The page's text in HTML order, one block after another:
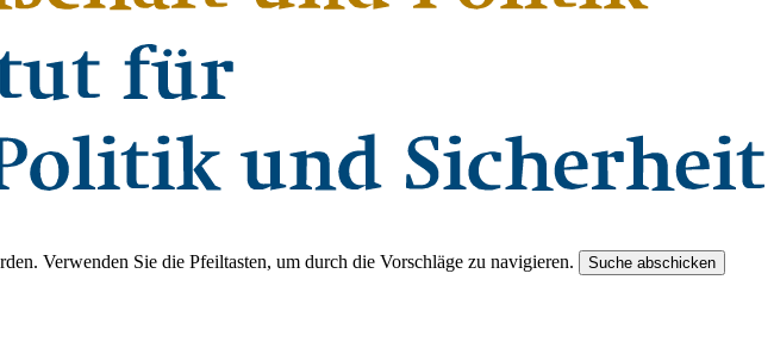
Verwenden Sie die Pfeiltasten, um durch die Vorschläge zu navigieren. Suche abschicken